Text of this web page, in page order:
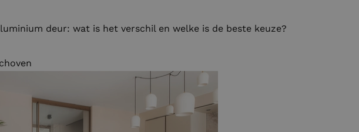
deur: wat is het verschil en welke is de beste keuze?